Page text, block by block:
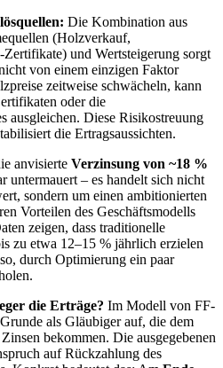
Die Kombination aus
(Holzverkauf,
und Wertsteigerung sorgt
von einem einzigen Faktor
zeitweise schwächeln, kann
oder die
ausgleichen. Diese Risikostreuung
die Ertragsaussichten.
anvisierte Verzinsung von ~18 %
untermauert – es handelt sich nicht
sondern um einen ambitionierten
Vorteilen des Geschäftsmodells
zeigen, dass traditionelle
zu etwa 12–15 % jährlich erzielen
durch Optimierung ein paar
die Erträge? Im Modell von FF-
als Gläubiger auf, die dem
bekommen. Die ausgegebenen
auf Rückzahlung des